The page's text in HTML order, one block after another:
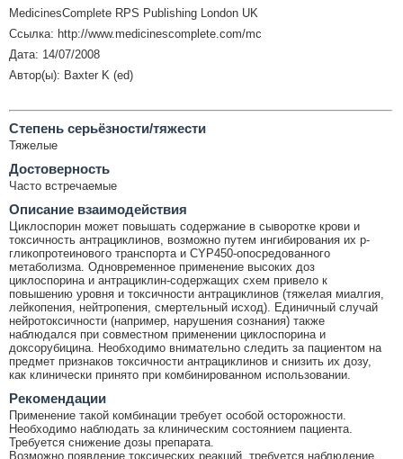
MedicinesComplete RPS Publishing London UK
Ссылка: http://www.medicinescomplete.com/mc
Дата: 14/07/2008
Автор(ы): Baxter K (ed)
Cтепень серьёзности/тяжести
Тяжелые
Достоверность
Часто встречаемые
Описание взаимодействия
Циклоспорин может повышать содержание в сыворотке крови и
токсичность антрациклинов, возможно путем ингибирования их p-
гликопротеинового транспорта и CYP450-опосредованного
метаболизма. Одновременное применение высоких доз
циклоспорина и антрациклин-содержащих схем привело к
повышению уровня и токсичности антрациклинов (тяжелая миалгия,
лейкопения, нейтропения, смертельный исход). Единичный случай
нейротоксичности (например, нарушения сознания) также
наблюдался при совместном применении циклоспорина и
доксорубицина. Необходимо внимательно следить за пациентом на
предмет признаков токсичности антрациклинов и снизить их дозу,
как клинически принято при комбинированном использовании.
Рекомендации
Применение такой комбинации требует особой осторожности.
Необходимо наблюдать за клиническим состоянием пациента.
Требуется снижение дозы препарата.
Возможно появление токсических реакций, требуется наблюдение.